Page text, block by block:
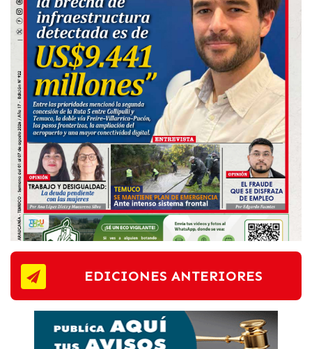
EDICIONES ANTERIORES